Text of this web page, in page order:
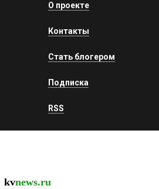
О проекте
Контакты
Стать блогером
Подписка
RSS
kvnews.ru